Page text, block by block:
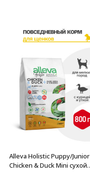
Alleva Holistic Puppy/Junior
Chicken & Duck Mini сухой